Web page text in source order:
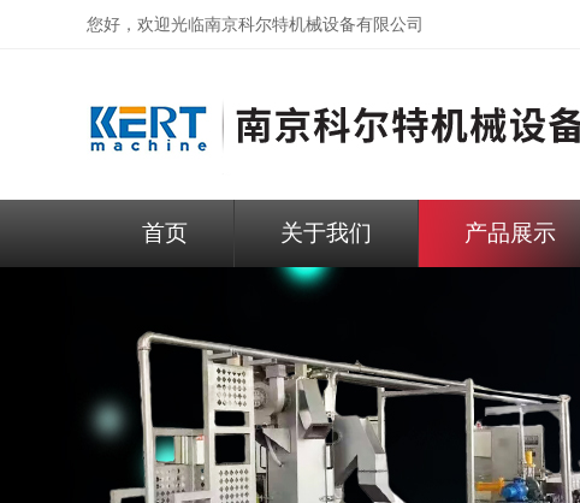
您好，欢迎光临南京科尔特机械设备有限公司
首页 关于我们 产品展示